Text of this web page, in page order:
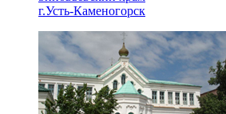
г.Усть-Каменогорск